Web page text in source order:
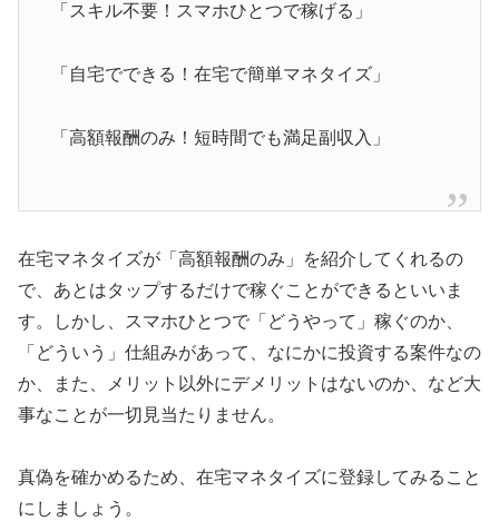
「スキル不要！スマホひとつで稼げる」
「自宅でできる！在宅で簡単マネタイズ」
「高額報酬のみ！短時間でも満足副収入」
在宅マネタイズが「高額報酬のみ」を紹介してくれるの
で、あとはタップするだけで稼ぐことができるといいま
す。しかし、スマホひとつで「どうやって」稼ぐのか、
「どういう」仕組みがあって、なにかに投資する案件なの
か、また、メリット以外にデメリットはないのか、など大
事なことが一切見当たりません。
真偽を確かめるため、在宅マネタイズに登録してみること
にしましょう。